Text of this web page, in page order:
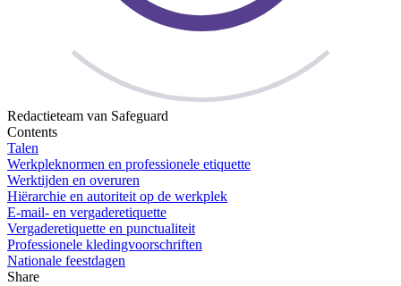
Redactieteam van Safeguard
Contents
Talen
Werkpleknormen en professionele etiquette
Werktijden en overuren
Hiërarchie en autoriteit op de werkplek
E-mail- en vergaderetiquette
Vergaderetiquette en punctualiteit
Professionele kledingvoorschriften
Nationale feestdagen
Share